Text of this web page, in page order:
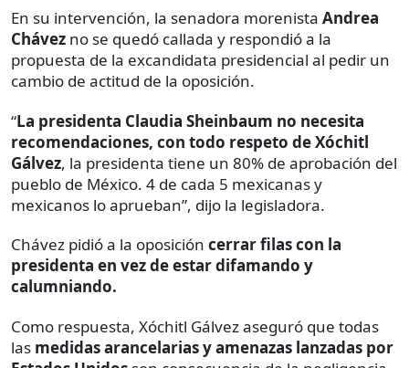
En su intervención, la senadora morenista Andrea
Chávez no se quedó callada y respondió a la
propuesta de la excandidata presidencial al pedir un
cambio de actitud de la oposición.
“La presidenta Claudia Sheinbaum no necesita
recomendaciones, con todo respeto de Xóchitl
Gálvez, la presidenta tiene un 80% de aprobación del
pueblo de México. 4 de cada 5 mexicanas y
mexicanos lo aprueban”, dijo la legisladora.
Chávez pidió a la oposición cerrar filas con la
presidenta en vez de estar difamando y
calumniando.
Como respuesta, Xóchitl Gálvez aseguró que todas
las medidas arancelarias y amenazas lanzadas por